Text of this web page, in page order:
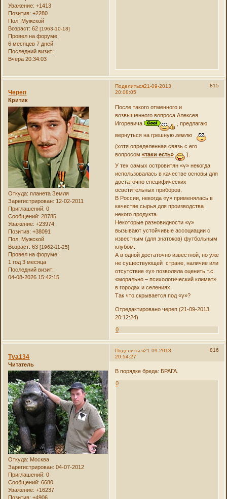
Уважение: +1413
Позитив: +2280
Пол: Мужской
Возраст: 62[1963-10-18]
Провел на форуме:
6 месяцев 7 дней
Последний визит:
Вчера 20:34:03
Поделиться 815
21-09-2013
20:08:05
Череп
Критик
Откуда: планета Земля
Зарегистрирован: 12-02-2011
Приглашений: 0
Сообщений: 28785
Уважение: +23974
Позитив: +38091
Пол: Мужской
Возраст: 63[1962-11-25]
Провел на форуме:
1 год 3 месяца
Последний визит:
04-08-2026 15:42:15
После такого отменного и
возвышенного вопроса Алексея
Игоревича
, предлагаю
вернуться на грешную землю
(хотя определенная связь с его
вопросом «таки есть»
).
У тех самых островитян «γ» некогда
использовалась в качестве основы для
достаточно специфических
осветительных приборов.
В России, некогда «γ» применялась в
качестве сырья для производства
некого продукта.
Некоторые разновидности «γ»
вызывают устойчивые ассоциации с
известным (для знатоков) футбольным
клубом.
А в одной достаточно известной, но уже
не существующей стране, наличие или
отсутствие «γ» позволяла оценить т.с.
«морально – психологический климат»
в городах и селениях.
Так что скрывается под «γ»?
Отредактировано череп (21-09-2013
20:12:24)
0
Поделиться 816
21-09-2013
20:54:27
Tva134
Читатель
Откуда: Москва
Зарегистрирован: 04-07-2012
Приглашений: 0
Сообщений: 6680
Уважение: +16237
Позитив: +4906
В порядке бреда: БРАГА.
0